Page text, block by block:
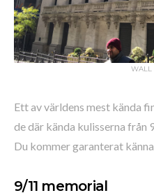
WALL
Ett av världens mest kända
de där kända kulisserna från
Du kommer garanterat
9/11 memorial